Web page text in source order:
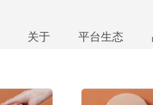
关于 平台生态